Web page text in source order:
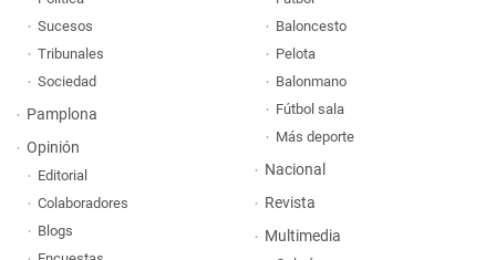
Sucesos
Tribunales
Sociedad
Pamplona
Opinión
Editorial
Colaboradores
Blogs
Baloncesto
Pelota
Balonmano
Fútbol sala
Más deporte
Nacional
Revista
Multimedia